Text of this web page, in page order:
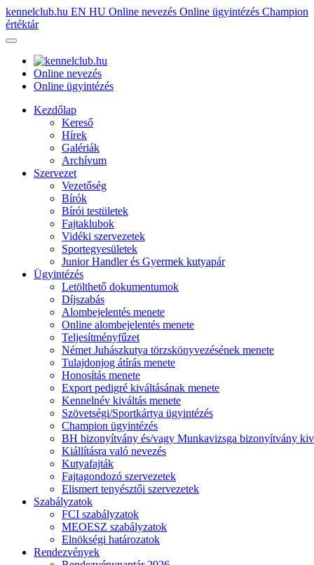
kennelclub.hu EN HU Online nevezés Online ügyintézés Champion
értéktár
Online nevezés
Online ügyintézés
Kezdőlap
Kereső
Hírek
Galériák
Archívum
Szervezet
Vezetőség
Bírók
Bírói testületek
Fajtaklubok
Vidéki szervezetek
Sportegyesületek
Junior Handler és Gyermek kutyapár
Ügyintézés
Letölthető dokumentumok
Díjszabás
Alombejelentés menete
Online alombejelentés menete
Teljesítményfűzet
Német Juhászkutya törzskönyvezésének menete
Tulajdonjog átírás menete
Honosítás menete
Export pedigré kiváltásának menete
Kennelnév kiváltás menete
Szövetségi/Sportkártya ügyintézés
Champion ügyintézés
BH bizonyítvány és/vagy Munkavizsga bizonyítvány
Kiállításra való nevezés
Kutyafajták
Fajtagondozó szervezetek
Elismert tenyésztői szervezetek
Szabályzatok
FCI szabályzatok
MEOESZ szabályzatok
Elnökségi határozatok
Rendezvények